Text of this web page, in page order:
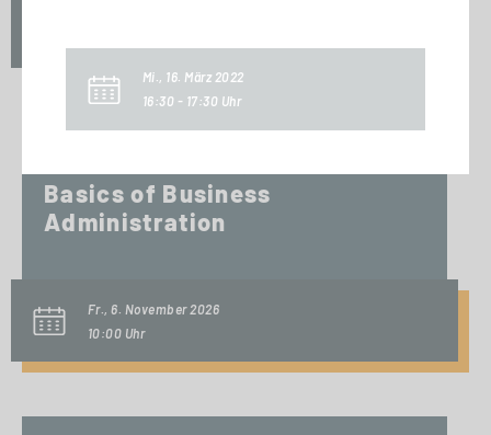
Basics of Business
Administration
Fr., 6. November 2026
10:00 Uhr
Mi., 16. März 2022
16:30 - 17:30 Uhr